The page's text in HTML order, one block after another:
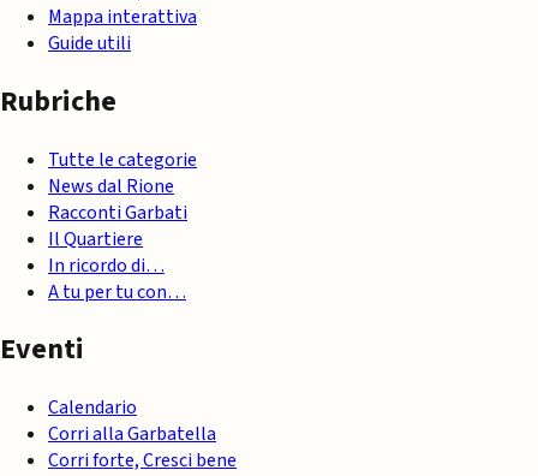
Mappa interattiva
Guide utili
Rubriche
Tutte le categorie
News dal Rione
Racconti Garbati
Il Quartiere
In ricordo di…
A tu per tu con…
Eventi
Calendario
Corri alla Garbatella
Corri forte, Cresci bene